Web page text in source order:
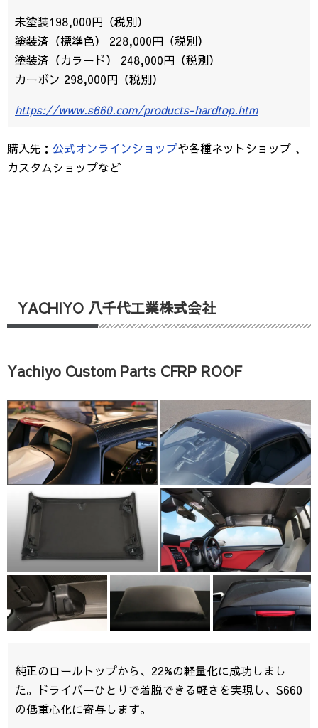
未塗装198,000円（税別）
塗装済（標準色） 228,000円（税別）
塗装済（カラード） 248,000円（税別）
カーボン 298,000円（税別）
https://www.s660.com/products-hardtop.htm
購入先： 公式オンラインショップや各種ネットショップ 、
カスタムショップなど
YACHIYO 八千代工業株式会社
Yachiyo Custom Parts CFRP ROOF
純正のロールトップから、22%の軽量化に成功しまし
た。ドライバーひとりで着脱できる軽さを実現し、S660
の低重心化に寄与します。